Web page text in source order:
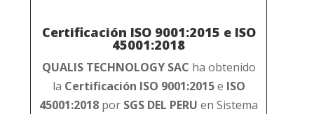
Certificación ISO 9001:2015 e ISO
45001:2018
QUALIS TECHNOLOGY SAC ha obtenido
la Certificación ISO 9001:2015e ISO
45001:2018 por SGS DEL PERU en Sistema